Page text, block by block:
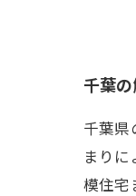
千葉
千葉県
まり
模住宅